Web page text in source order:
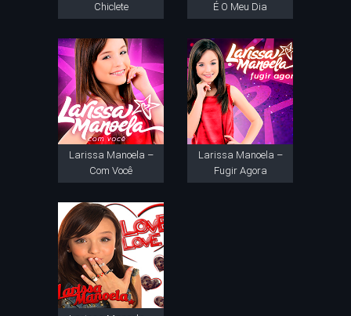
Chiclete
É O Meu Dia
Larissa Manoela –
Com Você
Larissa Manoela –
Fugir Agora